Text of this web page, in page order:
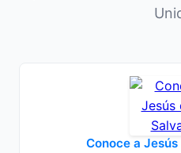
Conoce a